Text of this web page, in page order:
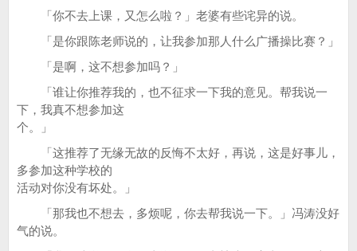
「你不去上课，又怎么啦？」老婆有些诧异的说。
「是你跟陈老师说的，让我参加那人什么广播操比赛？」
「是啊，这不想参加吗？」
「谁让你推荐我的，也不征求一下我的意见。帮我说一
下，我真不想参加这
个。」
「这推荐了无缘无故的反悔不太好，再说，这是好事儿，
多参加这种学校的
活动对你没有坏处。」
「那我也不想去，多烦呢，你去帮我说一下。」冯涛没好
气的说。